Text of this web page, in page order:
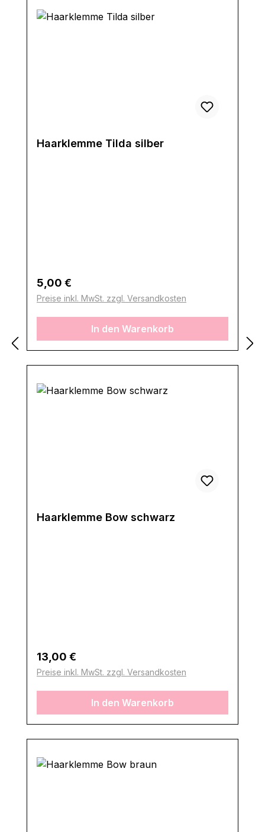
Haarklemme Tilda silber
Regulärer Preis:
5,00 €
Preise inkl. MwSt. zzgl. Versandkosten
In den Warenkorb
Haarklemme Bow schwarz
Regulärer Preis:
13,00 €
Preise inkl. MwSt. zzgl. Versandkosten
In den Warenkorb